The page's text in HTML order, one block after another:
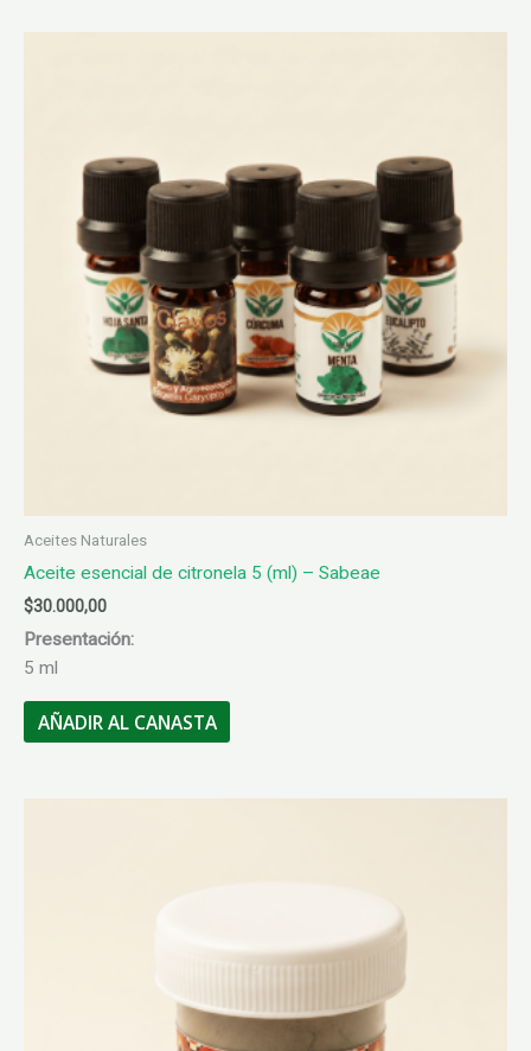
Aceites Naturales
Aceite esencial de citronela 5 (ml) – Sabeae
$30.000,00
Presentación:
5 ml
AÑADIR AL CANASTA